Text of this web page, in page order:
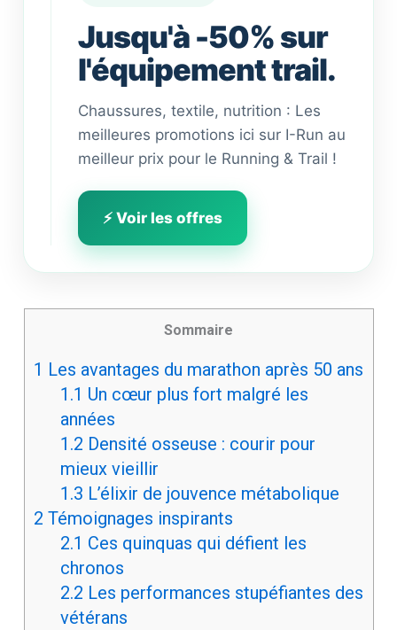
Jusqu'à -50% sur
l'équipement trail.
Chaussures, textile, nutrition : Les
meilleures promotions ici sur I-Run au
meilleur prix pour le Running & Trail !
⚡ Voir les offres
Sommaire
1 Les avantages du marathon après 50 ans
1.1 Un cœur plus fort malgré les
années
1.2 Densité osseuse : courir pour
mieux vieillir
1.3 L’élixir de jouvence métabolique
2 Témoignages inspirants
2.1 Ces quinquas qui défient les
chronos
2.2 Les performances stupéfiantes des
vétérans